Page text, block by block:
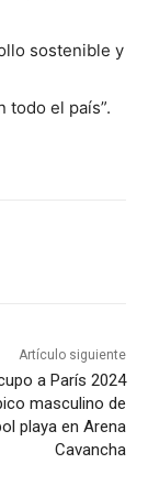
sostenible y
todo el país”.
Artículo siguiente
a París 2024
masculino de
playa en Arena
Cavancha